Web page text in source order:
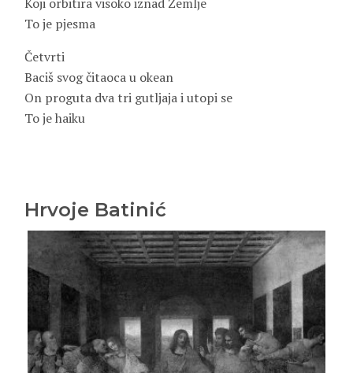
To je pjesma
Četvrti
Baciš svog čitaoca u okean
On proguta dva tri gutljaja i utopi se
To je haiku
Hrvoje Batinić